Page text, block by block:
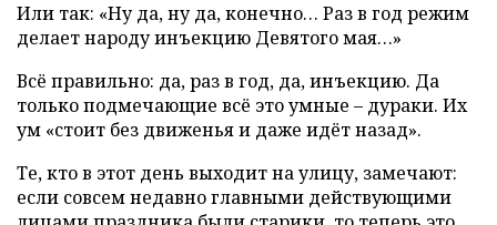
Или так: «Ну да, ну да, конечно… Раз в год режим
делает народу инъекцию Девятого мая…»
Всё правильно: да, раз в год, да, инъекцию. Да
только подмечающие всё это умные – дураки. Их
ум «стоит без движенья и даже идёт назад».
Те, кто в этот день выходит на улицу, замечают:
если совсем недавно главными действующими